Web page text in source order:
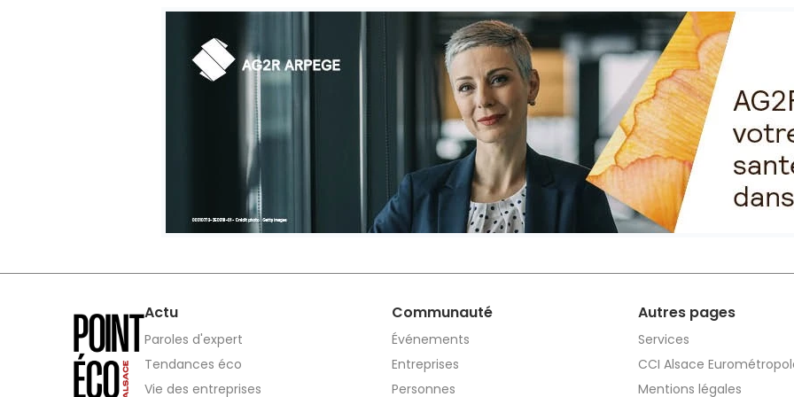
Actu
Paroles d'expert
Tendances éco
Vie des entreprises
Communauté
Événements
Entreprises
Personnes
Autres pages
Services
CCI Alsace
Mentions légales